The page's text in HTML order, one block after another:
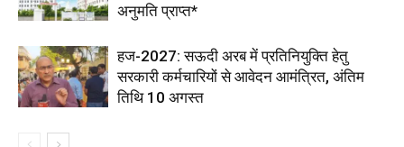
अनुमति प्राप्त*
हज-2027: सऊदी अरब में प्रतिनियुक्ति हेतु
सरकारी कर्मचारियों से आवेदन आमंत्रित, अंतिम
तिथि 10 अगस्त